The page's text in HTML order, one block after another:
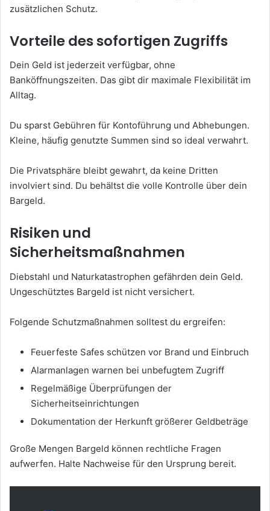
zusätzlichen Schutz.
Vorteile des sofortigen Zugriffs
Dein Geld ist jederzeit verfügbar, ohne
Banköffnungszeiten. Das gibt dir maximale Flexibilität im
Alltag.
Du sparst Gebühren für Kontoführung und Abhebungen.
Kleine, häufig genutzte Summen sind so ideal verwahrt.
Die Privatsphäre bleibt gewahrt, da keine Dritten
involviert sind. Du behältst die volle Kontrolle über dein
Bargeld.
Risiken und
Sicherheitsmaßnahmen
Diebstahl und Naturkatastrophen gefährden dein Geld.
Ungeschütztes Bargeld ist nicht versichert.
Folgende Schutzmaßnahmen solltest du ergreifen:
Feuerfeste Safes schützen vor Brand und Einbruch
Alarmanlagen warnen bei unbefugtem Zugriff
Regelmäßige Überprüfungen der
Sicherheitseinrichtungen
Dokumentation der Herkunft größerer Geldbeträge
Große Mengen Bargeld können rechtliche Fragen
aufwerfen. Halte Nachweise für den Ursprung bereit.